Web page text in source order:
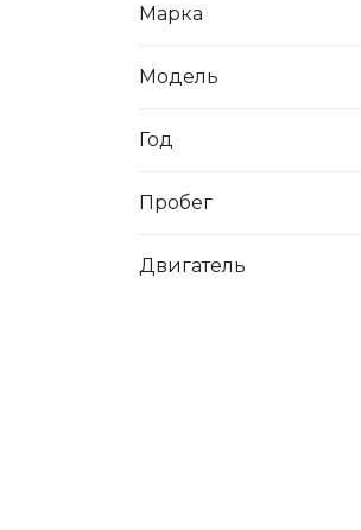
Марка
Модель
Год
Пробег
Двигатель